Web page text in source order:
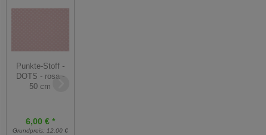
Punkte-Stoff -
DOTS - rosa -
50 cm
6,00 € *
Grundpreis: 12,00 €